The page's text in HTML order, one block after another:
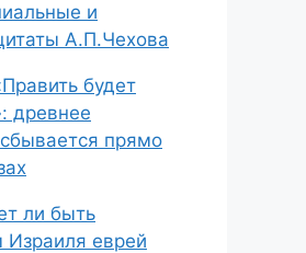
и
А.П.Чехова
будет
древнее
прямо
ли быть
еврей